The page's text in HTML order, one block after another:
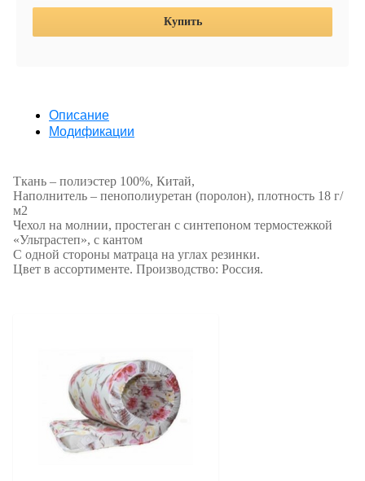
Купить
Описание
Модификации
Ткань – полиэстер 100%, Китай,
Наполнитель – пенополиуретан (поролон), плотность 18 г/
м2
Чехол на молнии, простеган с синтепоном термостежкой
«Ультрастеп», с кантом
С одной стороны матраца на углах резинки.
Цвет в ассортименте. Производство: Россия.